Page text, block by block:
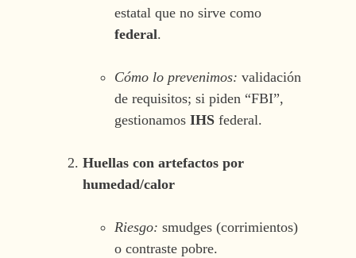
estatal que no sirve como
federal.
Cómo lo prevenimos: validación
de requisitos; si piden “FBI”,
gestionamos IHSfederal.
Huellas con artefactos por
humedad/calor
Riesgo: smudges (corrimientos)
o contraste pobre.